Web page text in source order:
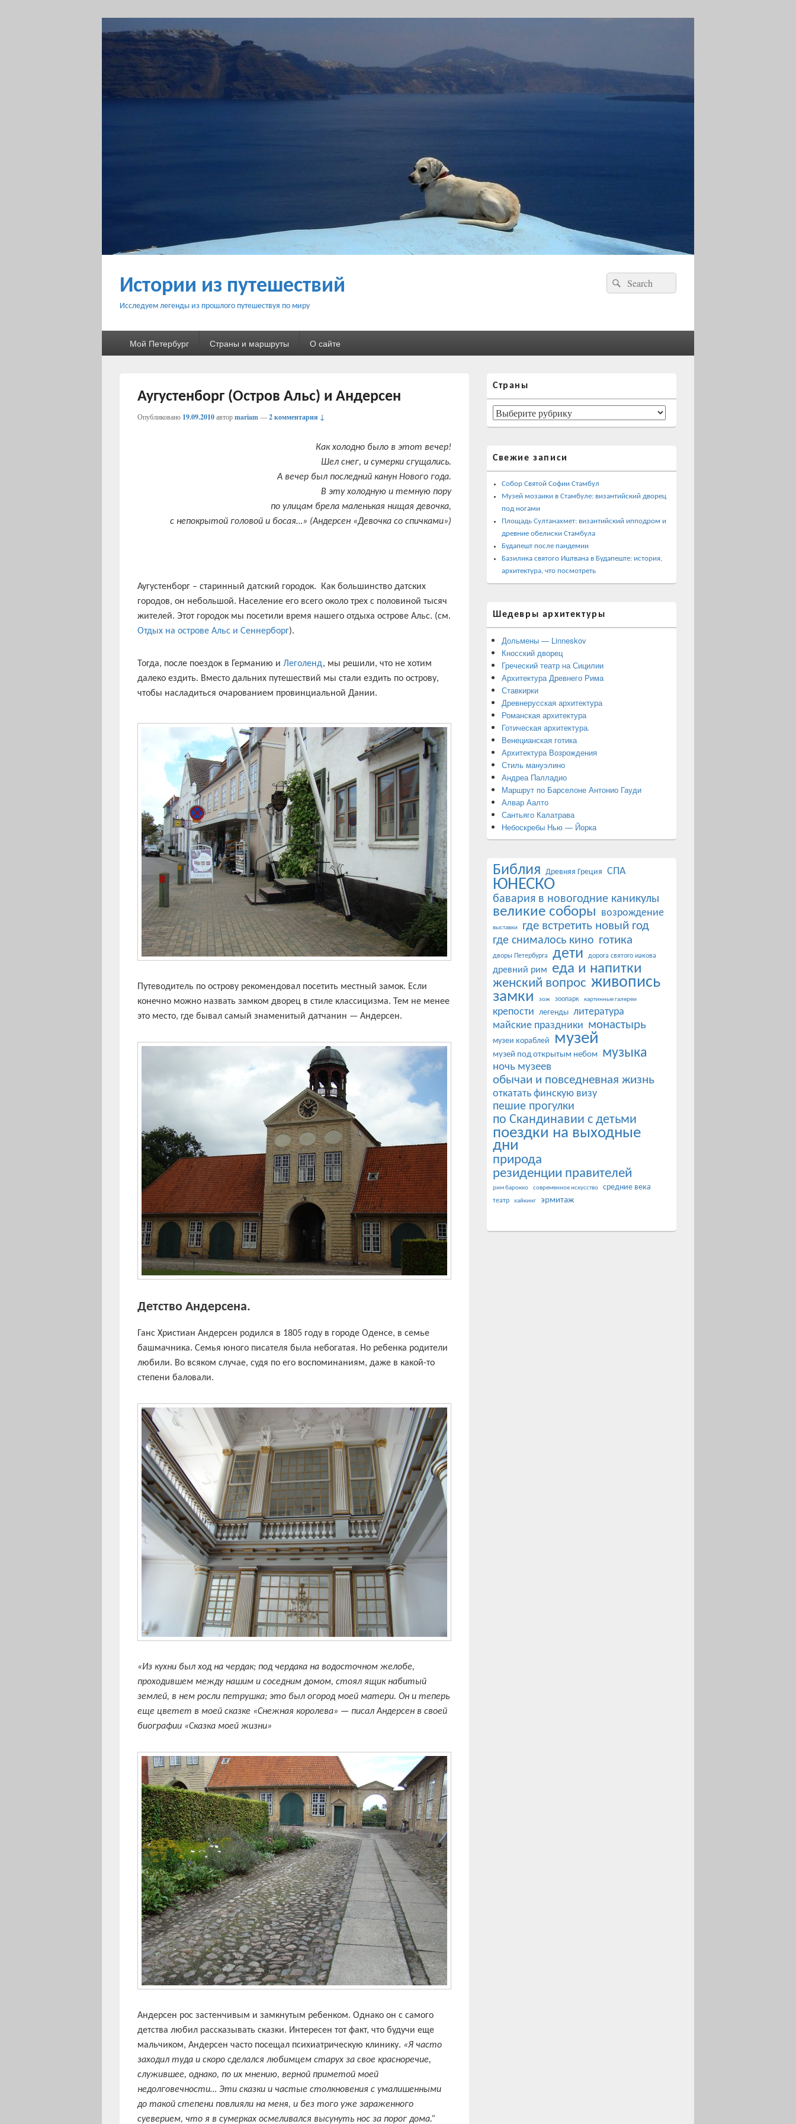
Истории из путешествий
Исследуем легенды из прошлого путешествуя по миру
Найти:Поиск
Мой Петербург Страны и маршруты О сайте
Аугустенборг (Остров Альс) и Андерсен
Опубликовано 19.09.2010авторmariam—2 комментария ↓
Как холодно было в этот вечер!
Шел снег, и сумерки сгущались.
А вечер был последний канун Нового года.
В эту холодную и темную пору
по улицам брела маленькая нищая девочка,
с непокрытой головой и босая…» (Андерсен «Девочка со спичками»)
Аугустенборг – старинный датский городок. Как большинство датских
городов, он небольшой. Население его всего около трех с половиной тысяч
жителей. Этот городок мы посетили время нашего отдыха острове Альс. (см.
Отдых на острове Альс и Сеннерборг).
Тогда, после поездок в Германию и Леголенд, мы решили, что не хотим
далеко ездить. Вместо дальних путешествий мы стали ездить по острову,
чтобы насладиться очарованием провинциальной Дании.
Путеводитель по острову рекомендовал посетить местный замок. Если
конечно можно назвать замком дворец в стиле классицизма. Тем не менее
это место, где бывал самый знаменитый датчанин — Андерсен.
Детство Андерсена.
Ганс Христиан Андерсен родился в 1805 году в городе Оденсе, в семье
башмачника. Семья юного писателя была небогатая. Но ребенка родители
любили. Во всяком случае, судя по его воспоминаниям, даже в какой-то
степени баловали.
«Из кухни был ход на чердак; под чердака на водосточном желобе,
проходившем между нашим и соседним домом, стоял ящик набитый
землей, в нем росли петрушка; это был огород моей матери. Он и теперь
еще цветет в моей сказке «Снежная королева» — писал Андерсен в своей
биографии «Сказка моей жизни»
Андерсен рос застенчивым и замкнутым ребенком. Однако он с самого
детства любил рассказывать сказки. Интересен тот факт, что будучи еще
мальчиком, Андерсен часто посещал психиатрическую клинику. «Я часто
заходил туда и скоро сделался любимцем старух за свое красноречие,
служившее, однако, по их мнению, верной приметой моей
недолговечности… Эти сказки и частые столкновения с умалишенными
до такой степени повлияли на меня, и без того уже зараженного
суеверием, что я в сумерках осмеливался высунуть нос за порог дома.”
основной
боковой
панели
Страны
Страны
Свежие записи
Собор Святой Софии Стамбул
Музей мозаики в Стамбуле: византийский дворец
под ногами
Площадь Султанахмет: византийский ипподром и
древние обелиски Стамбула
Будапешт после пандемии
Базилика святого Иштвана в Будапеште: история,
архитектура, что посмотреть
Шедевры архитектуры
Дольмены — Linneskov
Кносский дворец
Греческий театр на Сицилии
Архитектура Древнего Рима
Ставкирки
Древнерусская архитектура
Романская архитектура
Готическая архитектура.
Венецианская готика
Архитектура Возрождения
Стиль мануэлино
Андреа Палладио
Маршрут по Барселоне Антонио Гауди
Алвар Аалто
Сантьяго Калатрава
Небоскребы Нью — Йорка
Библия Древняя Греция СПА
ЮНЕСКО
бавария в новогодние каникулы
великие соборы возрождение
выставки где встретить новый год
где снималось кино готика
дворы Петербурга дети дорога святого иакова
древний рим еда и напитки
женский вопрос живопись
замки
зож зоопарк картинные галереи
крепости легенды литература
майские праздники монастырь
музеи кораблей музей
музей под открытым небом музыка
ночь музеев
обычаи и повседневная жизнь
откатать финскую визу
пешие прогулки
по Скандинавии с детьми
поездки на выходные
дни
природа
резиденции правителей
рим барокко современное искусство средние века
театр хайкинг эрмитаж